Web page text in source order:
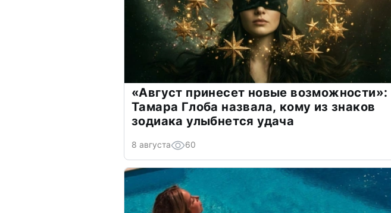
«Август принесет новые возможности»:
Тамара Глоба назвала, кому из знаков
зодиака улыбнется удача
8 августа 60